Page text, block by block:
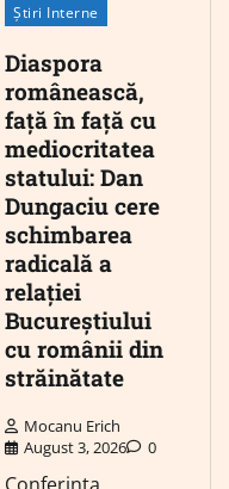
Știri Interne
Diaspora
românească,
față în față cu
mediocritatea
statului: Dan
Dungaciu cere
schimbarea
radicală a
relației
Bucureștiului
cu românii din
străinătate
Mocanu Erich
August 3, 2026
0